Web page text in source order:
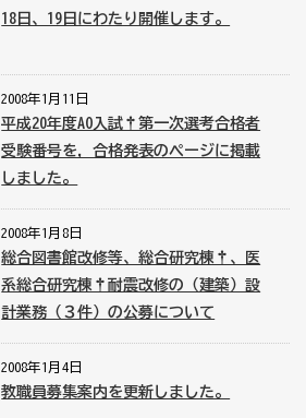
18日、19日にわたり開催します。
2008年1月11日
平成20年度AO入試†第一次選考合格者
受験番号を，合格発表のページに掲載
しました。
2008年1月8日
総合図書館改修等、総合研究棟†、医
系総合研究棟†耐震改修の（建築）設
計業務（３件）の公募について
2008年1月4日
教職員募集案内を更新しました。